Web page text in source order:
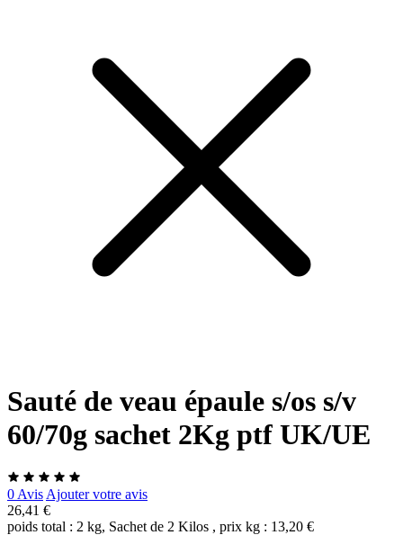
Sauté de veau épaule s/os s/v
60/70g sachet 2Kg ptf UK/UE
0 Avis Ajouter votre avis
26,41 €
poids total : 2 kg, Sachet de 2 Kilos , prix kg : 13,20 €